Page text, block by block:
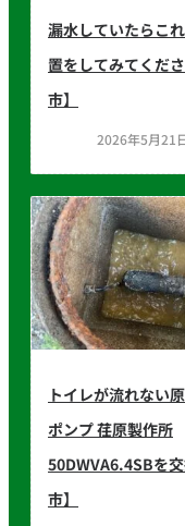
漏水していたらこ
置をしてみてくだ
市】
2026年5月21
トイレが流れない
ポンプ 荏原製作所
50DWVA6.4SBを
市】